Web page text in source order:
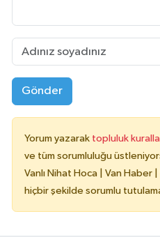
Gönder
Yorum yazarak topluluk
ve tüm sorumluluğu
Vanlı Nihat Hoca | Van Haber
hiçbir şekilde sorumlu